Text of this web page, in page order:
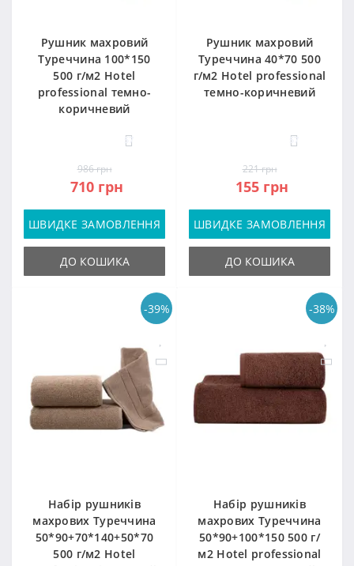
Рушник махровий
Туреччина 100*150
500 г/м2 Hotel
professional темно-
коричневий
57
986 грн
710 грн
ШВИДКЕ ЗАМОВЛЕННЯ
ДО КОШИКА
Рушник махровий
Туреччина 40*70 500
г/м2 Hotel professional
темно-коричневий
57
221 грн
155 грн
ШВИДКЕ ЗАМОВЛЕННЯ
ДО КОШИКА
-39%
Набір рушників
махрових Туреччина
50*90+70*140+50*70
500 г/м2 Hotel
-38%
Набір рушників
махрових Туреччина
50*90+100*150 500 г/
м2 Hotel professional